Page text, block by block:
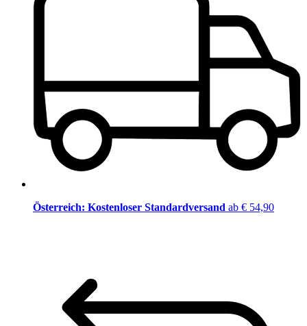
Österreich: Kostenloser Standardversand ab € 54,90